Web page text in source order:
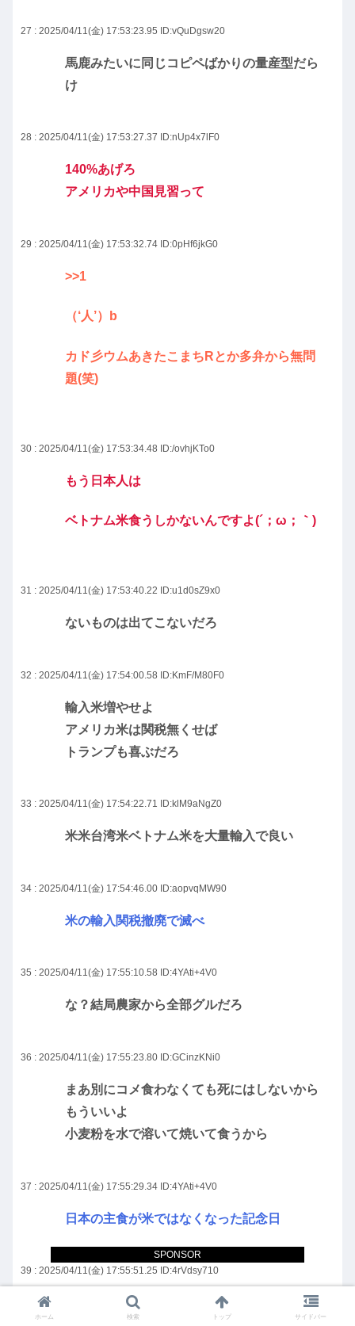
SPONSOR
27 : 2025/04/11(金) 17:53:23.95 ID:vQuDgsw20
馬鹿みたいに同じコピペばかりの量産型だら
け
28 : 2025/04/11(金) 17:53:27.37 ID:nUp4x7lF0
140%あげろ
アメリカや中国見習って
29 : 2025/04/11(金) 17:53:32.74 ID:0pHf6jkG0
>>1
（‘人’）b
カド彡ウムあきたこまちRとか多弁から無問
題(笑)
30 : 2025/04/11(金) 17:53:34.48 ID:/ovhjKTo0
もう日本人は
ベトナム米食うしかないんですよ(´；ω；｀)
31 : 2025/04/11(金) 17:53:40.22 ID:u1d0sZ9x0
ないものは出てこないだろ
32 : 2025/04/11(金) 17:54:00.58 ID:KmF/M80F0
輸入米増やせよ
アメリカ米は関税無くせば
トランプも喜ぶだろ
33 : 2025/04/11(金) 17:54:22.71 ID:klM9aNgZ0
米米台湾米ベトナム米を大量輸入で良い
34 : 2025/04/11(金) 17:54:46.00 ID:aopvqMW90
米の輸入関税撤廃で滅べ
35 : 2025/04/11(金) 17:55:10.58 ID:4YAti+4V0
な？結局農家から全部グルだろ
36 : 2025/04/11(金) 17:55:23.80 ID:GCinzKNi0
まあ別にコメ食わなくても死にはしないから
もういいよ
小麦粉を水で溶いて焼いて食うから
37 : 2025/04/11(金) 17:55:29.34 ID:4YAti+4V0
日本の主食が米ではなくなった記念日
39 : 2025/04/11(金) 17:55:51.25 ID:4rVdsy710
余って暴落すると思うけどね
ホーム 検索 トップ サイドバー